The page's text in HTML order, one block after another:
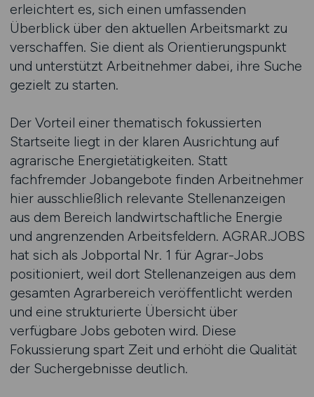
erleichtert es, sich einen umfassenden
Überblick über den aktuellen Arbeitsmarkt zu
verschaffen. Sie dient als Orientierungspunkt
und unterstützt Arbeitnehmer dabei, ihre Suche
gezielt zu starten.
Der Vorteil einer thematisch fokussierten
Startseite liegt in der klaren Ausrichtung auf
agrarische Energietätigkeiten. Statt
fachfremder Jobangebote finden Arbeitnehmer
hier ausschließlich relevante Stellenanzeigen
aus dem Bereich landwirtschaftliche Energie
und angrenzenden Arbeitsfeldern. AGRAR.JOBS
hat sich als Jobportal Nr. 1 für Agrar-Jobs
positioniert, weil dort Stellenanzeigen aus dem
gesamten Agrarbereich veröffentlicht werden
und eine strukturierte Übersicht über
verfügbare Jobs geboten wird. Diese
Fokussierung spart Zeit und erhöht die Qualität
der Suchergebnisse deutlich.